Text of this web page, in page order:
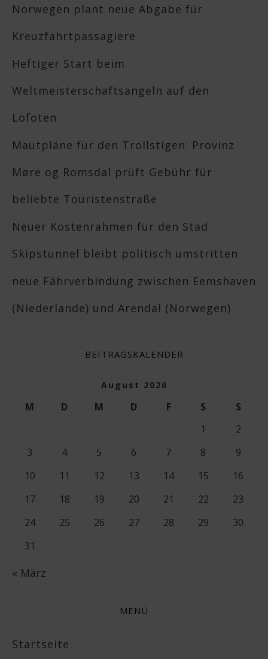
Norwegen plant neue Abgabe für
Kreuzfahrtpassagiere
Heftiger Start beim
Weltmeisterschaftsangeln auf den
Lofoten
Mautpläne für den Trollstigen: Provinz
Møre og Romsdal prüft Gebühr für
beliebte Touristenstraße
Neuer Kostenrahmen für den Stad
Skipstunnel bleibt politisch umstritten
neue Fährverbindung zwischen Eemshaven
(Niederlande) und Arendal (Norwegen)
BEITRAGSKALENDER
August 2026
M D M D F S
S
1
2
3
4 5 6 7 8
9
10
11 12 13 14 15
16
17
18 19 20 21 22
23
24
25 26 27 28 29
30
31
« März
MENÜ
Startseite